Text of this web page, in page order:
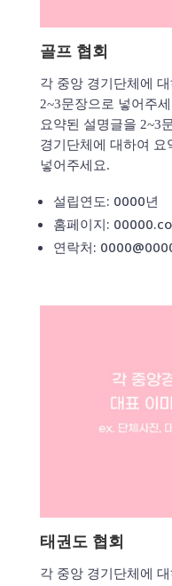
골프 협회
각 중앙 경기단체에
2~3문장으로 넣어주
요약된 설명글을 2~3
경기단체에 대하여 요
넣어주세요.
설립연도: 0000년
홈페이지:
연락처:
태권도 협회
각 중앙 경기단체에